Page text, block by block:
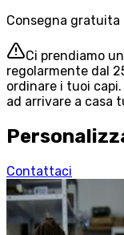
Consegna gratuita
Ci prendiamo
regolarmente dal
ordinare i tuoi
ad arrivare a casa
Contattaci